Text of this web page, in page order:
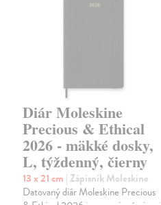
Diár Moleskine
Precious & Ethical
2026 - mäkké dosky,
L, týždenný, čierny
13 x 21 cm | Zápisník Moleskine
Datovaný diár Moleskine Precious